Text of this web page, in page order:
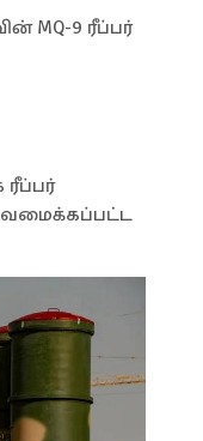
MQ-9 ரீப்பர்